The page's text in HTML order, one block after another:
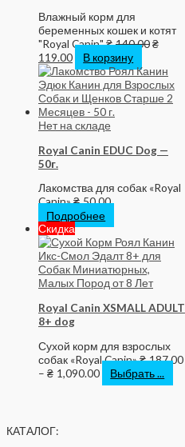
Влажный корм для
беременных кошек и котят
"Royal Canin"₴ 140.00₴
119.00
В корзину
Нет на складе
Royal Canin EDUC Dog —
50г.
Лакомства для собак «Royal
Canin»₴ 50.00
Подробнее
Скидка
Royal Canin XSMALL ADULT
8+ dog
Сухой корм для взрослых
собак «Royal Canin»₴ 187.00
– ₴ 1,090.00 Выбрать ...
КАТАЛОГ: